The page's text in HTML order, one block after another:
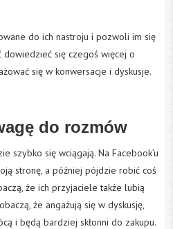
do ich nastroju i pozwoli im się
dowiedzieć się czegoś więcej o
się w konwersacje i dyskusje.
do rozmów
szybko się wciągają. Na Facebook’u
stronę, a później pójdzie robić coś
że ich przyjaciele także lubią
że angażują się w dyskusję,
i będą bardziej skłonni do zakupu.